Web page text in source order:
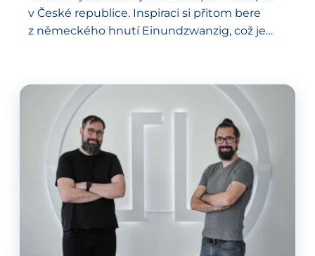
v České republice. Inspiraci si přitom bere
z německého hnutí Einundzwanzig, což je